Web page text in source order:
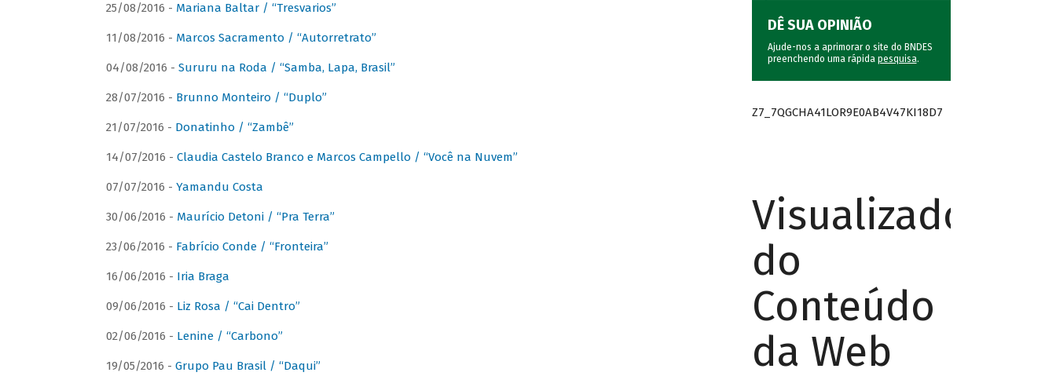
25/08/2016 - Mariana Baltar / “Tresvarios”
11/08/2016 - Marcos Sacramento / “Autorretrato”
04/08/2016 - Sururu na Roda / “Samba, Lapa, Brasil”
28/07/2016 - Brunno Monteiro / “Duplo”
21/07/2016 - Donatinho / “Zambê”
14/07/2016 - Claudia Castelo Branco e Marcos Campello / “Você na Nuvem”
07/07/2016 - Yamandu Costa
30/06/2016 - Maurício Detoni / “Pra Terra”
23/06/2016 - Fabrício Conde / “Fronteira”
16/06/2016 - Iria Braga
09/06/2016 - Liz Rosa / “Cai Dentro”
02/06/2016 - Lenine / “Carbono”
19/05/2016 - Grupo Pau Brasil / “Daqui”
DÊ SUA OPINIÃO
Ajude-nos a aprimorar o site do BNDES
preenchendo uma rápida pesquisa.
Z7_7QGCHA41LOR9E0AB4V47KI18D7
Visualizador
do
Conteúdo
da Web